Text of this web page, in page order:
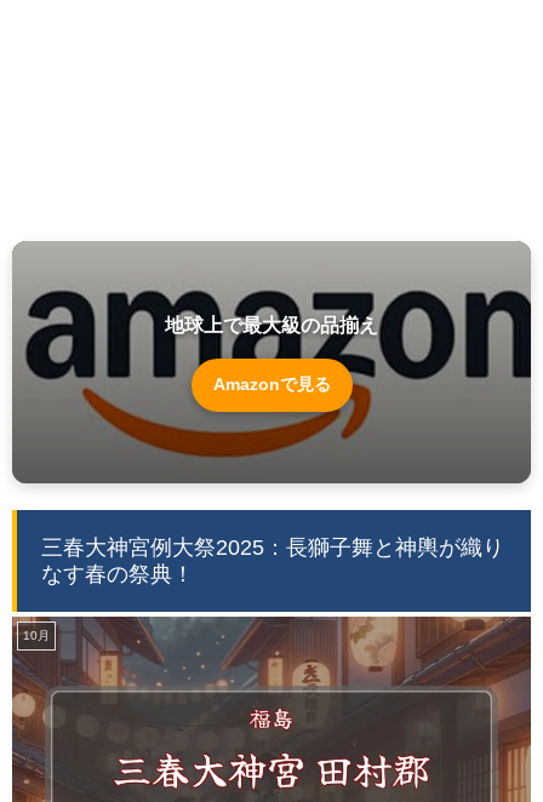
地球上で最大級の品揃え
Amazonで見る
三春大神宮例大祭2025：長獅子舞と神輿が織り
なす春の祭典！
10月